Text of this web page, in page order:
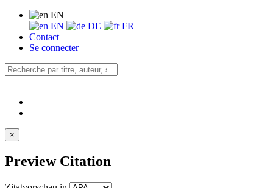
EN
EN
DE
FR
Contact
Se connecter
×
Preview Citation